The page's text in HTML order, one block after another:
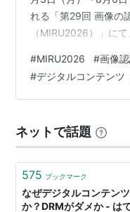
れる「第29回 画像の
（MIRU2026）」に
G25】 です。 💡 ブー
ースでは、ドコモ
え、動画像認識技術
nttdocomo-
た、最…
#MIRU2026 #画像
#デジタルコンテンツ
ネットで話題
575 ブックマーク
なぜデジタルコンテン
か？DRMがダメか - は